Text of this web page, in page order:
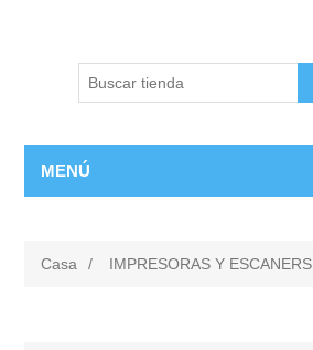
MENÚ
Casa / IMPRESORAS Y ESCANERS